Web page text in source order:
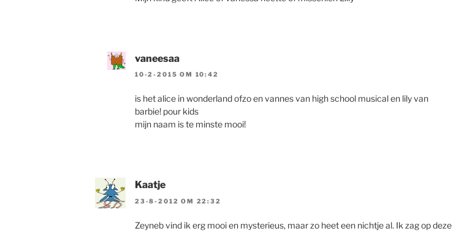
vaneesaa
10-2-2015 OM 10:42
is het alice in wonderland ofzo en vannes van high school musical en lily van
barbie! pour kids
mijn naam is te minste mooi!
Kaatje
23-8-2012 OM 22:32
Zeyneb vind ik erg mooi en mysterieus, maar zo heet een nichtje al. Ik zag op deze